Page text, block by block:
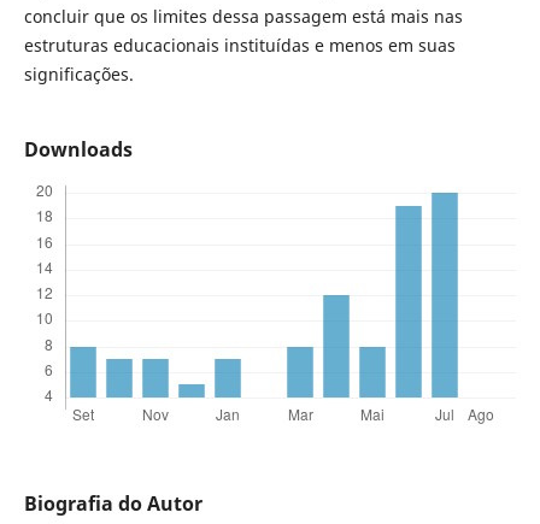
concluir que os limites dessa passagem está mais nas
estruturas educacionais instituídas e menos em suas
significações.
Downloads
Biografia do Autor